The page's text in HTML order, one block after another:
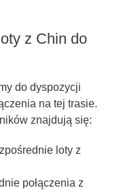
z Chin do
do dyspozycji
na tej trasie.
znajdują się:
loty z
połączenia z